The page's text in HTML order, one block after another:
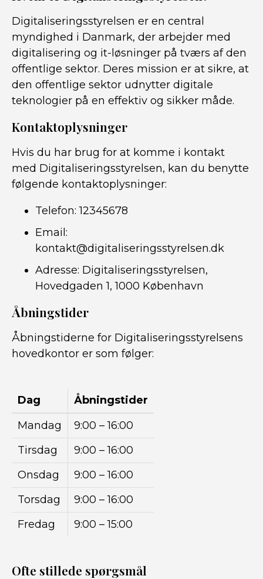
Digitaliseringsstyrelsen er en central
myndighed i Danmark, der arbejder med
digitalisering og it-løsninger på tværs af den
offentlige sektor. Deres mission er at sikre, at
den offentlige sektor udnytter digitale
teknologier på en effektiv og sikker måde.
Kontaktoplysninger
Hvis du har brug for at komme i kontakt
med Digitaliseringsstyrelsen, kan du benytte
følgende kontaktoplysninger:
Telefon: 12345678
Email:
kontakt@digitaliseringsstyrelsen.dk
Adresse: Digitaliseringsstyrelsen,
Hovedgaden 1, 1000 København
Åbningstider
Åbningstiderne for Digitaliseringsstyrelsens
hovedkontor er som følger:
Dag
Åbningstider
Mandag
9:00 – 16:00
Tirsdag
9:00 – 16:00
Onsdag
9:00 – 16:00
Torsdag
9:00 – 16:00
Fredag
9:00 – 15:00
Ofte stillede spørgsmål